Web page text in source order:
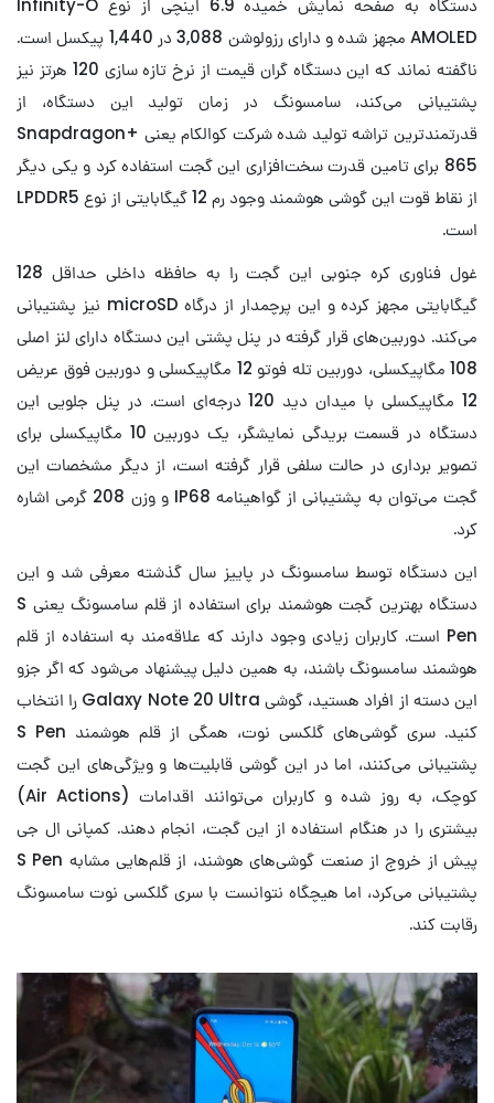
AMOLED مجهز شده و دارای رزولوشن 3,088 در 1,440 پیکسل است.
ناگفته نماند که این دستگاه گران قیمت از نرخ تازه سازی 120 هرتز نیز
پشتیبانی می‌کند، سامسونگ در زمان تولید این دستگاه، از
قدرتمندترین تراشه تولید شده شرکت کوالکام یعنی +Snapdragon
865 برای تامین قدرت سخت‌افزاری این گجت استفاده کرد و یکی دیگر
از نقاط قوت این گوشی هوشمند وجود رم 12 گیگابایتی از نوع LPDDR5
است.
غول فناوری کره جنوبی این گجت را به حافظه داخلی حداقل 128
گیگابایتی مجهز کرده و این پرچمدار از درگاه microSD نیز پشتیبانی
می‌کند. دوربین‌های قرار گرفته در پنل پشتی این دستگاه دارای لنز اصلی
108 مگاپیکسلی، دوربین تله فوتو 12 مگاپیکسلی و دوربین فوق عریض
12 مگاپیکسلی با میدان دید 120 درجه‌ای است. در پنل جلویی این
دستگاه در قسمت بریدگی نمایشگر، یک دوربین 10 مگاپیکسلی برای
تصویر برداری در حالت سلفی قرار گرفته است، از دیگر مشخصات این
گجت می‌توان به پشتیبانی از گواهینامه IP68 و وزن 208 گرمی اشاره
کرد.
این دستگاه توسط سامسونگ در پاییز سال گذشته معرفی شد و این
دستگاه بهترین گجت هوشمند برای استفاده از قلم سامسونگ یعنی S
Pen است. کاربران زیادی وجود دارند که علاقه‌مند به استفاده از قلم
هوشمند سامسونگ باشند، به همین دلیل پیشنهاد می‌شود که اگر جزو
این دسته از افراد هستید، گوشی Galaxy Note 20 Ultra را انتخاب
کنید. سری گوشی‌های گلکسی نوت، همگی از قلم هوشمند S Pen
پشتیبانی می‌کنند، اما در این گوشی قابلیت‌ها و ویژگی‌های این گجت
کوچک، به روز شده و کاربران می‌توانند اقدامات (Air Actions)
بیشتری را در هنگام استفاده از این گجت، انجام دهند. کمپانی ال جی
پیش از خروج از صنعت گوشی‌های هوشند، از قلم‌هایی مشابه S Pen
پشتیبانی می‌کرد، اما هیچگاه نتوانست با سری گلکسی نوت سامسونگ
رقابت کند.